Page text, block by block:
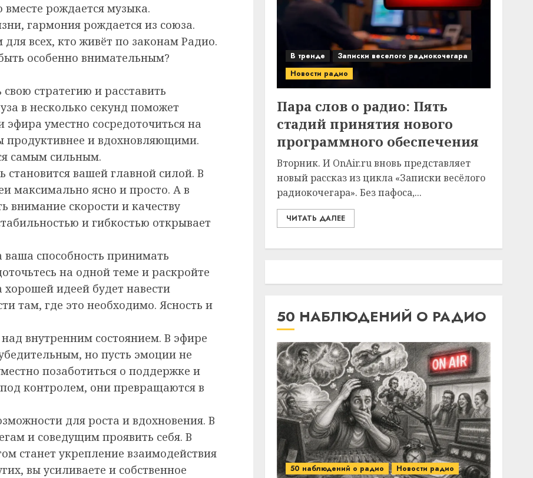
рождается музыка.
гармония рождается из союза.
всех, кто живёт по законам Радио.
особенно внимательным?
стратегию и расставить
в несколько секунд поможет
уместно сосредоточиться на
продуктивнее и вдохновляющими.
самым сильным.
становится вашей главной силой. В
максимально ясно и просто. А в
внимание скорости и качеству
и гибкостью открывает
способность принимать
на одной теме и раскройте
идеей будет навести
там, где это необходимо. Ясность и
внутренним состоянием. В эфире
но пусть эмоции не
позаботиться о поддержке и
контролем, они превращаются в
для роста и вдохновения. В
и соведущим проявить себя. В
станет укрепление взаимодействия
вы усиливаете и собственное
В тренде
Записки веселого радиокочегара
Новости радио
Пара слов о радио: Пять
стадий принятия нового
программного обеспечения
Вторник. И OnAir.ru вновь представляет
новый рассказ из цикла «Записки весёлого
радиокочегара». Без пафоса,...
ЧИТАТЬ ДАЛЕЕ
50 НАБЛЮДЕНИЙ О РАДИО
50 наблюдений о радио Новости радио